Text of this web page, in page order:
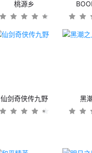
桃源乡
仙剑奇侠传九野 黑